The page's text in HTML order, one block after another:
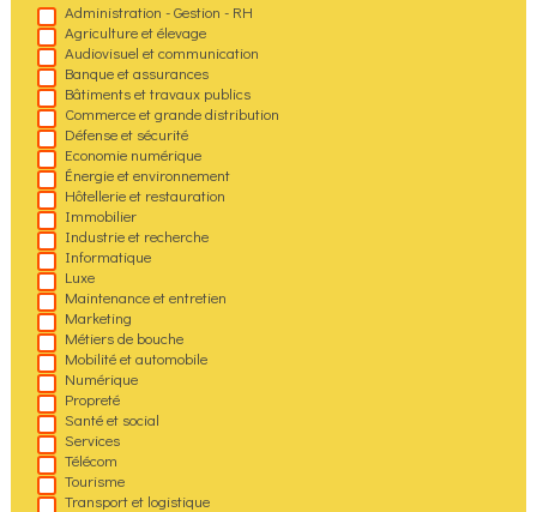
Administration - Gestion - RH
Agriculture et élevage
Audiovisuel et communication
Banque et assurances
Bâtiments et travaux publics
Commerce et grande distribution
Défense et sécurité
Economie numérique
Énergie et environnement
Hôtellerie et restauration
Immobilier
Industrie et recherche
Informatique
Luxe
Maintenance et entretien
Marketing
Métiers de bouche
Mobilité et automobile
Numérique
Propreté
Santé et social
Services
Télécom
Tourisme
Transport et logistique